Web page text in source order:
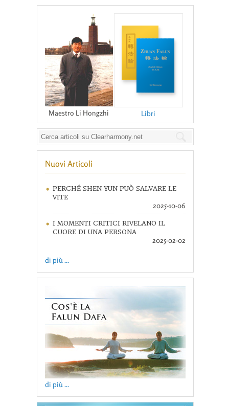
Maestro Li Hongzhi Libri
Nuovi Articoli
PERCHÉ SHEN YUN PUÒ SALVARE LE
VITE
2025-10-06
I MOMENTI CRITICI RIVELANO IL
CUORE DI UNA PERSONA
2025-02-02
di più ...
di più ...